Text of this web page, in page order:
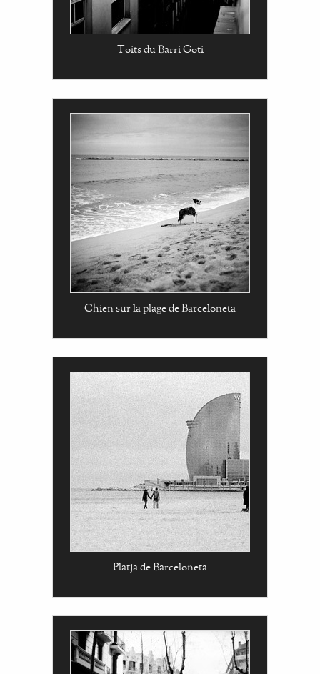
Toits du Barri Goti
Chien sur la plage de Barceloneta
Platja de Barceloneta